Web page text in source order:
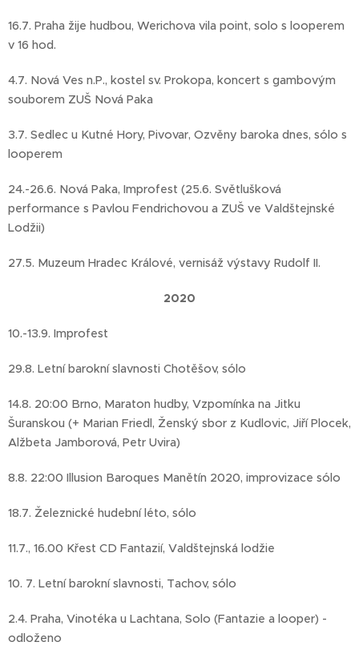
16.7. Praha žije hudbou, Werichova vila point, solo s looperem
v 16 hod.
4.7. Nová Ves n.P., kostel sv. Prokopa, koncert s gambovým
souborem ZUŠ Nová Paka
3.7. Sedlec u Kutné Hory, Pivovar, Ozvěny baroka dnes, sólo s
looperem
24.-26.6. Nová Paka, Improfest (25.6. Světlušková
performance s Pavlou Fendrichovou a ZUŠ ve Valdštejnské
Lodžii)
27.5. Muzeum Hradec Králové, vernisáž výstavy Rudolf II.
2020
10.-13.9. Improfest
29.8. Letní barokní slavnosti Chotěšov, sólo
14.8. 20:00 Brno, Maraton hudby, Vzpomínka na Jitku
Šuranskou (+ Marian Friedl, Ženský sbor z Kudlovic, Jiří Plocek,
Alžbeta Jamborová, Petr Uvira)
8.8. 22:00 Illusion Baroques Manětín 2020, improvizace sólo
18.7. Železnické hudební léto, sólo
11.7., 16.00 Křest CD Fantazií, Valdštejnská lodžie
10. 7. Letní barokní slavnosti, Tachov, sólo
2.4. Praha, Vinotéka u Lachtana, Solo (Fantazie a looper) -
odloženo